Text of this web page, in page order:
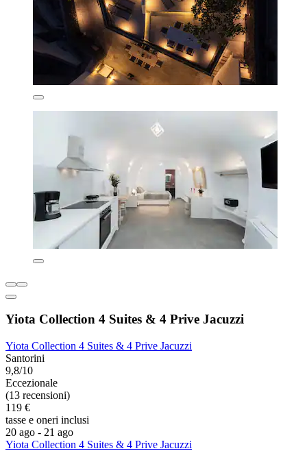
Yiota Collection 4 Suites & 4 Prive Jacuzzi
Yiota Collection 4 Suites & 4 Prive Jacuzzi
Santorini
9,8/10
Eccezionale
(13 recensioni)
119 €
tasse e oneri inclusi
20 ago - 21 ago
Yiota Collection 4 Suites & 4 Prive Jacuzzi